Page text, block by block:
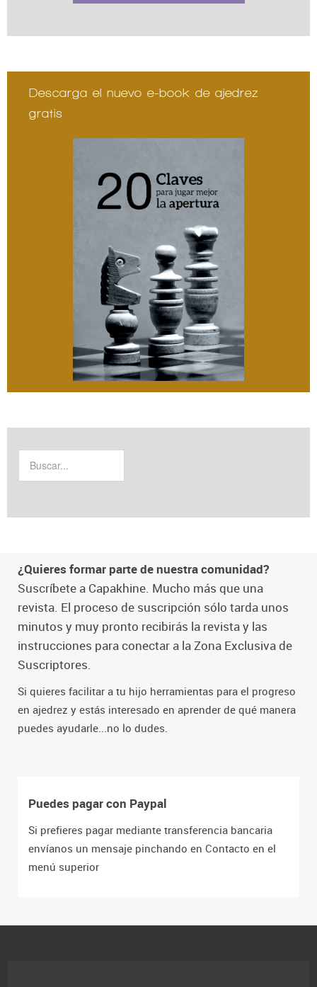
Descarga el nuevo e-book de ajedrez
gratis
¿Quieres formar parte de nuestra comunidad?
Suscríbete a Capakhine. Mucho más que una
revista. El proceso de suscripción sólo tarda unos
minutos y muy pronto recibirás la revista y las
instrucciones para conectar a la Zona Exclusiva de
Suscriptores.
Si quieres facilitar a tu hijo herramientas para el progreso
en ajedrez y estás interesado en aprender de qué manera
puedes ayudarle...no lo dudes.
Puedes pagar con Paypal
Si prefieres pagar mediante transferencia bancaria
envíanos un mensaje pinchando en Contacto en el
menú superior